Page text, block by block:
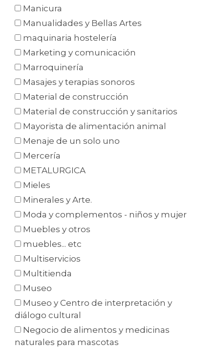
Manicura
Manualidades y Bellas Artes
maquinaria hostelería
Marketing y comunicación
Marroquinería
Masajes y terapias sonoros
Material de construcción
Material de construcción y sanitarios
Mayorista de alimentación animal
Menaje de un solo uno
Mercería
METALURGICA
Mieles
Minerales y Arte.
Moda y complementos - niños y mujer
Muebles y otros
muebles... etc
Multiservicios
Multitienda
Museo
Museo y Centro de interpretación y
diálogo cultural
Negocio de alimentos y medicinas
naturales para mascotas